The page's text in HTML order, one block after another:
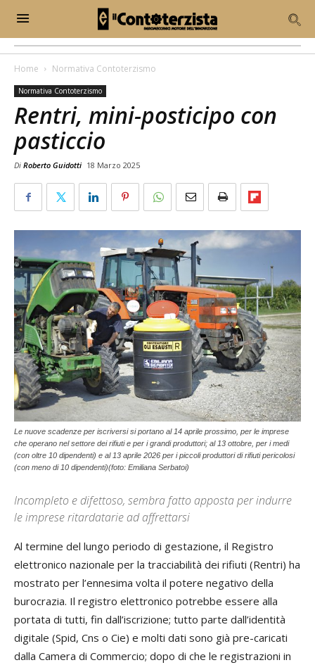
Home Normativa Contoterzismo
Normativa Contoterzismo
Rentri, mini-posticipo con
pasticcio
Di Roberto Guidotti 18 Marzo 2025
Le nuove scadenze per iscriversi si portano al 14 aprile prossimo, per le imprese
che operano nel settore dei rifiuti e per i grandi produttori; al 13 ottobre, per i medi
(con oltre 10 dipendenti) e al 13 aprile 2026 per i piccoli produttori di rifiuti pericolosi
(con meno di 10 dipendenti)(foto: Emiliana Serbatoi)
Incompleto e difettoso, sembra fatto apposta per indurre
le imprese ritardatarie ad affrettarsi
Al termine del lungo periodo di gestazione, il Registro
elettronico nazionale per la tracciabilità dei rifiuti (Rentri) ha
mostrato per l’ennesima volta il potere negativo della
burocrazia. Il registro elettronico potrebbe essere alla
portata di tutti, fin dall’iscrizione; tutto parte dall’identità
digitale (Spid, Cns o Cie) e molti dati sono già pre-caricati
dalla Camera di Commercio; dopo di che le registrazioni in